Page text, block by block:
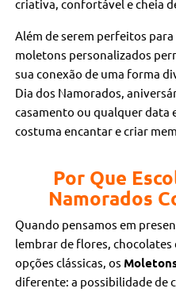
criativa, confortável e cheia
Além de serem perfeitos
moletons personalizados
sua conexão de uma forma
Dia dos Namorados,
casamento ou qualquer data
costuma encantar e criar
Por Que
Namorados
Quando pensamos em
lembrar de flores, chocolates
opções clássicas, os
diferente: a possibilidade de